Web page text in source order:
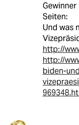
Seiten:
Und was
http://
http://
biden-